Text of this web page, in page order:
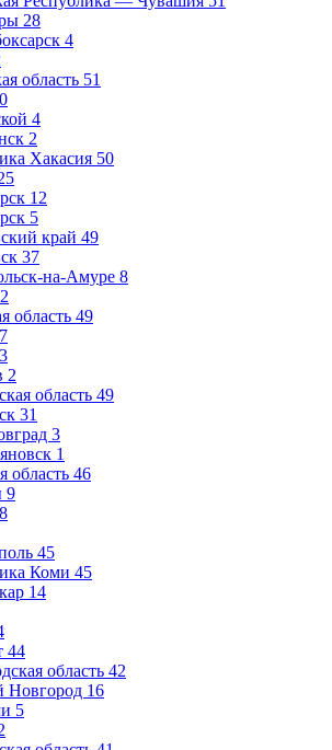
28
4
область 51
4
2
Хакасия 50
12
5
край 49
37
на-Амуре 8
2
область 49
3
2
область 49
31
3
1
область 46
9
8
45
Коми 45
14
44
область 42
Новгород 16
5